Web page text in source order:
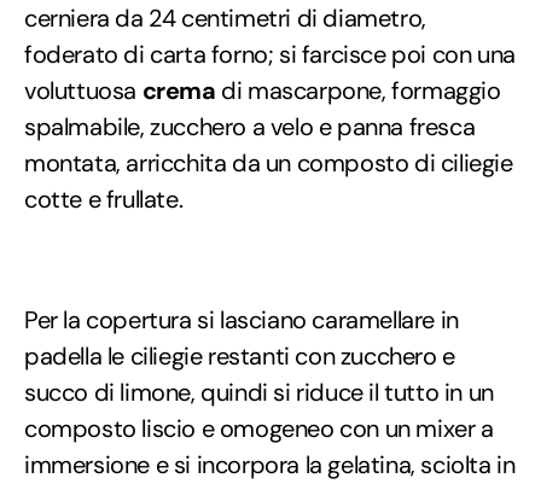
cerniera da 24 centimetri di diametro,
foderato di carta forno; si farcisce poi con una
voluttuosa crema di mascarpone, formaggio
spalmabile, zucchero a velo e panna fresca
montata, arricchita da un composto di ciliegie
cotte e frullate.
Per la copertura si lasciano caramellare in
padella le ciliegie restanti con zucchero e
succo di limone, quindi si riduce il tutto in un
composto liscio e omogeneo con un mixer a
immersione e si incorpora la gelatina, sciolta in